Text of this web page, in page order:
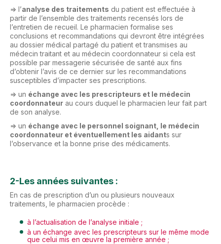
=> l’analyse des traitements du patient est effectuée à
partir de l’ensemble des traitements recensés lors de
l’entretien de recueil. Le pharmacien formalise ses
conclusions et recommandations qui devront être intégrées
au dossier médical partagé du patient et transmises au
médecin traitant et au médecin coordonnateur si cela est
possible par messagerie sécurisée de santé aux fins
d’obtenir l’avis de ce dernier sur les recommandations
susceptibles d’impacter ses prescriptions.
=> un échange avec les prescripteurs et le médecin
coordonnateur au cours duquel le pharmacien leur fait part
de son analyse.
=> un échange avec le personnel soignant, le médecin
coordonnateur et éventuellement les aidants sur
l’observance et la bonne prise des médicaments.
2-Les années suivantes :
En cas de prescription d’un ou plusieurs nouveaux
traitements, le pharmacien procède :
à l’actualisation de l’analyse initiale ;
à un échange avec les prescripteurs sur le même mode
que celui mis en œuvre la première année ;